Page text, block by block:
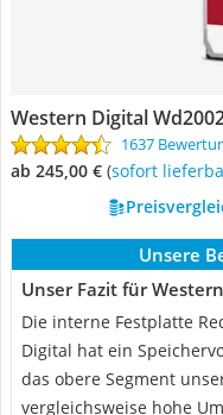
Western Digital
1637
ab 245,00 € ( Sofort
Unsere
Unser Fazit für
Die interne Festplatte
Digital hat ein
das obere Segment
vergleichsweise hohe